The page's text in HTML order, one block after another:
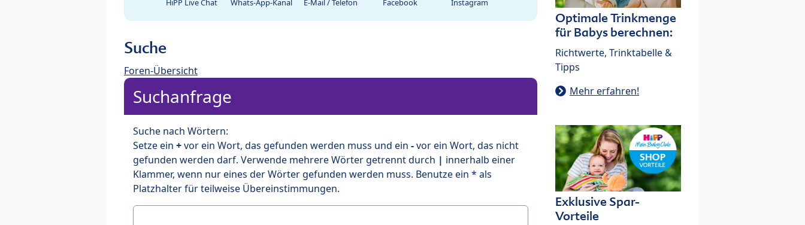
HiPP Live Chat Whats-App-Kanal E-Mail / Telefon Facebook Instagram
Suche
Foren-Übersicht
Suchanfrage
Suche nach Wörtern:
Setze ein +vor ein Wort, das gefunden werden muss und ein -vor ein Wort, das nicht
gefunden werden darf. Verwende mehrere Wörter getrennt durch | innerhalb einer
Klammer, wenn nur eines der Wörter gefunden werden muss. Benutze ein * als
Platzhalter für teilweise Übereinstimmungen.
Optimale Trinkmenge
für Babys berechnen:
Richtwerte, Trinktabelle &
Tipps
Mehr erfahren!
Exklusive Spar-
Vorteile